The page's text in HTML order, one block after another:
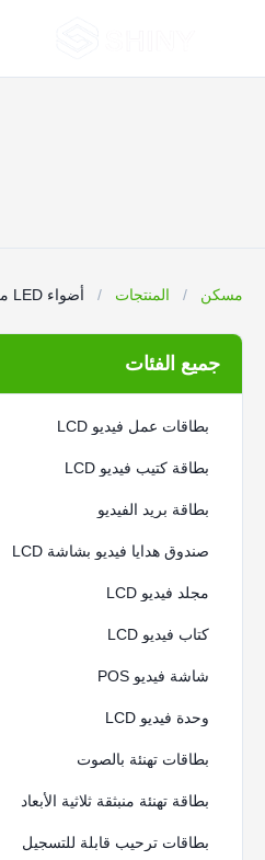
مسكن / المنتجات / أضواء LED ملصق
جميع الفئات
بطاقات عمل فيديو LCD
بطاقة كتيب فيديو LCD
بطاقة بريد الفيديو
صندوق هدايا فيديو بشاشة LCD
مجلد فيديو LCD
كتاب فيديو LCD
شاشة فيديو POS
وحدة فيديو LCD
بطاقات تهنئة بالصوت
بطاقة تهنئة منبثقة ثلاثية الأبعاد
بطاقات ترحيب قابلة للتسجيل